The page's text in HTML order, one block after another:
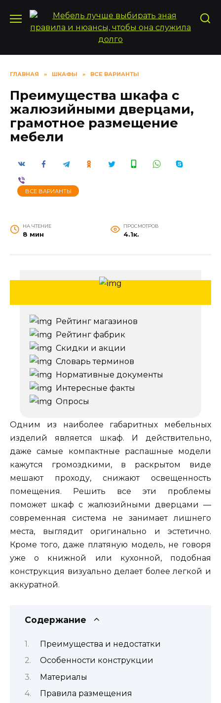
содержанию
ГЛАВНАЯ » ШКАФЫ » ВСЕ ВАРИАНТЫ
Преимущества шкафа с
жалюзийными дверцами,
грамотное размещение
мебели
ВСЕ ВАРИАНТЫ
НА ЧТЕНИЕ
8 мин
ПРОСМОТРОВ
4.1к.
Рейтинг магазинов
Рейтинг фабрик
Скидки и акции
Словарь терминов
Нормативные документы
Интересные факты
Опросы
Одним из наиболее габаритных мебельных
изделий является шкаф. И действительно,
даже самые компактные распашные модели
кажутся громоздкими, в раскрытом виде
мешают проходу, снижают освещенность
помещения. Решить все эти проблемы
поможет шкаф с жалюзийными дверцами —
современная система не занимает лишнего
места, выглядит оригинально и эстетично.
Кроме того, даже платяную модель, не говоря
уже о книжной или кухонной, подобная
конструкция визуально делает более легкой и
аккуратной.
Содержание
Преимущества и недостатки
Особенности конструкции
Материалы
Правила размещения